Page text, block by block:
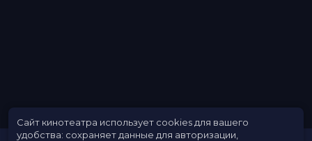
Сайт кинотеатра использует cookies для вашего
удобства: сохраняет данные для авторизации,